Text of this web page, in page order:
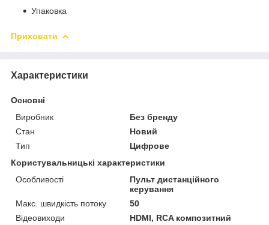
Упаковка
Приховати
Характеристики
Основні
Виробник
Без бренду
Стан
Новий
Тип
Цифрове
Користувальницькі характеристики
Особливості
Пульт дистанційного
керування
Макс. швидкість потоку
50
Відеовиходи
HDMI, RCA композитний